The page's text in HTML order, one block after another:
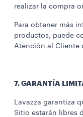
realizar la compra
Para obtener más
productos, puede
Atención al Cliente
7. GARANTÍA
Lavazza garantiza
Sitio estarán libres